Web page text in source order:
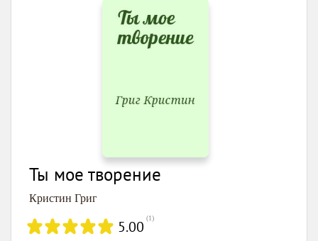
Ты мое творение
Кристин Григ
5.00 (1)